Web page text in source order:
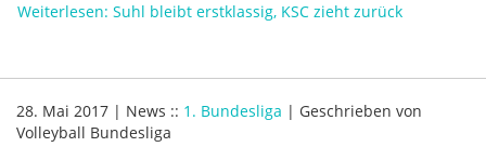
Weiterlesen: Suhl bleibt erstklassig, KSC zieht zurück
28. Mai 2017 | News :: 1. Bundesliga | Geschrieben von
Volleyball Bundesliga